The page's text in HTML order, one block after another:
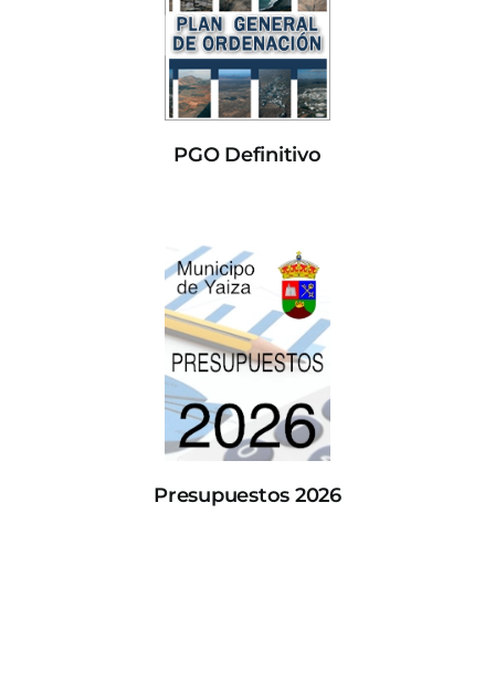
PGO Definitivo
Presupuestos 2026